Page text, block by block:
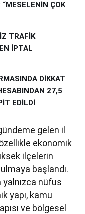
ÇOK
TRAFİK
İPTAL
DİKKAT
27,5
EDİLDİ
gelen il
özellikle ekonomik
ilçelerin
başlandı.
nüfus
yapı, kamu
ve bölgesel